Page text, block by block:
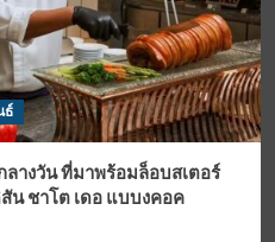
ธ์
างวัน ที่มาพร้อมล็อบสเตอร์
น ชาโต เดอ แบบงคอค